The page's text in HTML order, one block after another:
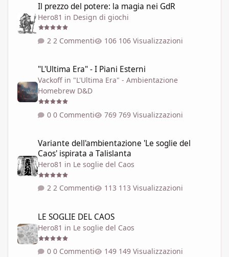
Il prezzo del potere: la magia nei GdR
Hero81 in Design di giochi
2 Commenti 106 Visualizzazioni
"L'Ultima Era" - I Piani Esterni
Vackoff in "L'Ultima Era" - Ambientazione
Homebrew D&D
0 Commenti 769 Visualizzazioni
Variante dell'ambientazione 'Le soglie del
Caos' ispirata a Talislanta
Hero81 in Le soglie del Caos
2 Commenti 113 Visualizzazioni
LE SOGLIE DEL CAOS
Hero81 in Le soglie del Caos
0 Commenti 149 Visualizzazioni